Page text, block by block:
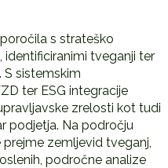
s strateško
identificiranimi tveganji ter
S sistemskim
ter ESG integracije
zrelosti kot tudi
podjetja. Na področju
zemljevid tveganj,
področne analize